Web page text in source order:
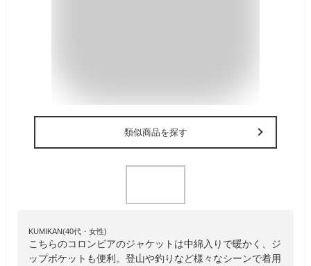
類似商品を探す
KUMIKAN(40代・女性)
こちらのコロンビアのジャケットは中綿入りで暖かく、ジ
ップポケットも便利。登山や釣りなど様々なシーンで着用